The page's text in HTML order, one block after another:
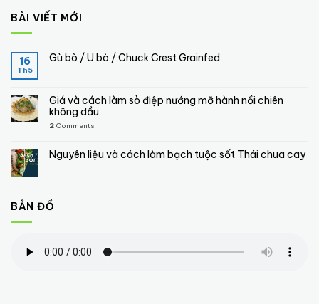
BÀI VIẾT MỚI
16
Th5
Gù bò / U bò / Chuck Crest Grainfed
Giá và cách làm sò điệp nướng mỡ hành nồi chiên
không dầu
2 Comments
Nguyên liệu và cách làm bạch tuộc sốt Thái chua cay
BẢN ĐỒ